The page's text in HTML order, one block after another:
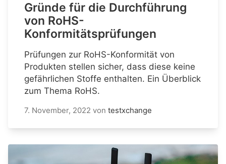
Gründe für die Durchführung
von RoHS-
Konformitätsprüfungen
Prüfungen zur RoHS-Konformität von
Produkten stellen sicher, dass diese keine
gefährlichen Stoffe enthalten. Ein Überblick
zum Thema RoHS.
7. November, 2022 von testxchange